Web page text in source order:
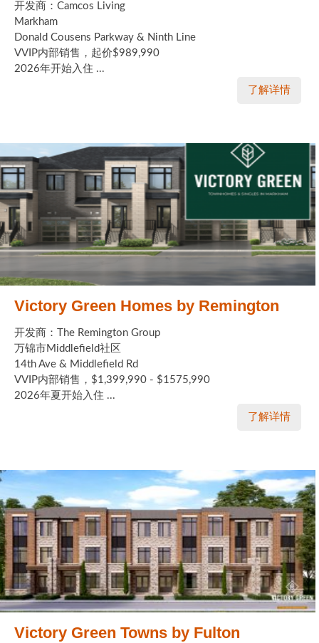
开发商：Camcos Living
Markham
Donald Cousens Parkway & Ninth Line
VVIP内部销售，起价$989,990
2026年开始入住 ...
了解详情
Victory Green Homes by Remington
开发商：The Remington Group
万锦市Middlefield社区
14th Ave & Middlefield Rd
VVIP内部销售，$1,399,990 - $1575,990
2026年夏开始入住 ...
了解详情
Victory Green Towns by Fulton